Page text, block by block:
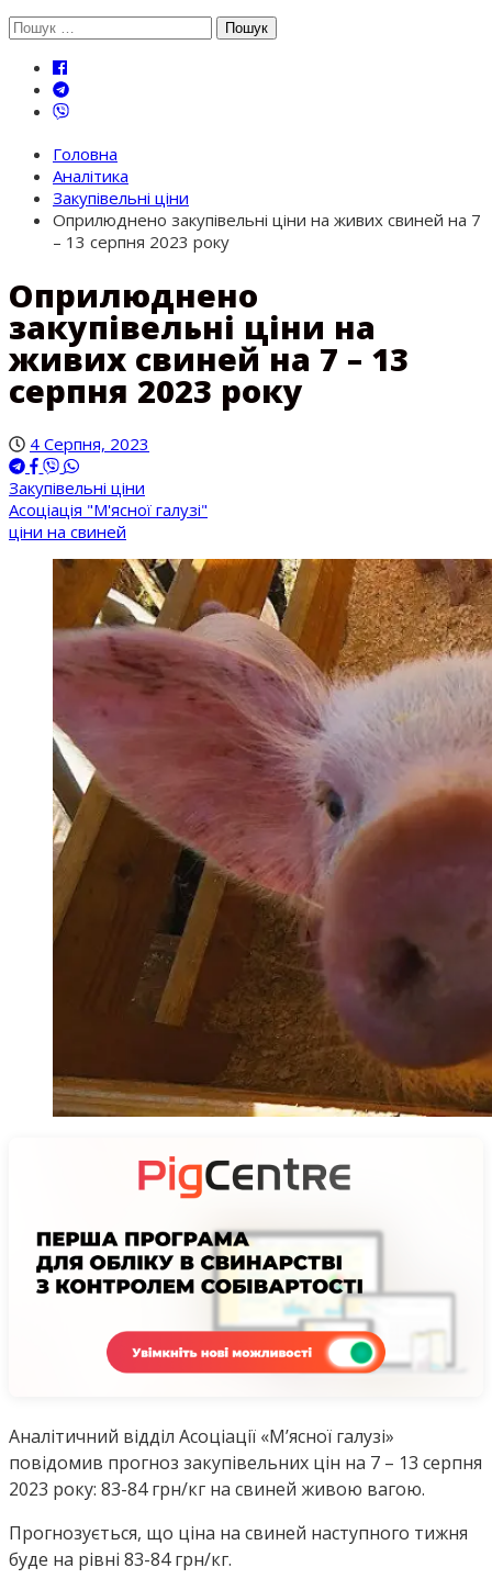
Шукати:
Головна
Аналітика
Закупівельні ціни
Оприлюднено закупівельні ціни на живих свиней на 7
– 13 серпня 2023 року
Оприлюднено
закупівельні ціни на
живих свиней на 7 – 13
серпня 2023 року
4 Серпня, 2023
Закупівельні ціни
Асоціація "М'ясної галузі"
ціни на свиней
Аналітичний відділ Асоціації «М’ясної галузі»
повідомив прогноз закупівельних цін на 7 – 13 серпня
2023 року: 83-84 грн/кг на свиней живою вагою.
Прогнозується, що ціна на свиней наступного тижня
буде на рівні 83-84 грн/кг.